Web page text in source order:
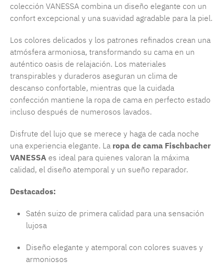
colección VANESSA combina un diseño elegante con un
confort excepcional y una suavidad agradable para la piel.
Los colores delicados y los patrones refinados crean una
atmósfera armoniosa, transformando su cama en un
auténtico oasis de relajación. Los materiales
transpirables y duraderos aseguran un clima de
descanso confortable, mientras que la cuidada
confección mantiene la ropa de cama en perfecto estado
incluso después de numerosos lavados.
Disfrute del lujo que se merece y haga de cada noche
una experiencia elegante. La ropa de cama Fischbacher
VANESSA es ideal para quienes valoran la máxima
calidad, el diseño atemporal y un sueño reparador.
Destacados:
Satén suizo de primera calidad para una sensación
lujosa
Diseño elegante y atemporal con colores suaves y
armoniosos